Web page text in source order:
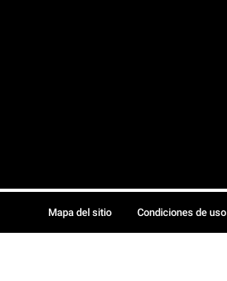
Mapa del sitio Condiciones de uso